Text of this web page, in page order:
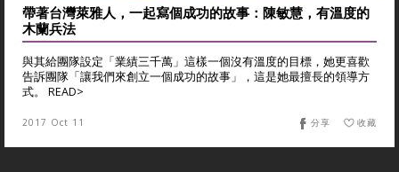
帶著台灣萊雅人，一起寫個成功的故事：陳敏慧，有溫度的
木蘭兵法
與其給團隊設定「業績三千萬」這樣一個沒有溫度的目標，她更喜歡
告訴團隊「讓我們來創立一個成功的故事」，這是她最擅長的領導方
式。 READ>
2017 Oct 11 收藏
分享